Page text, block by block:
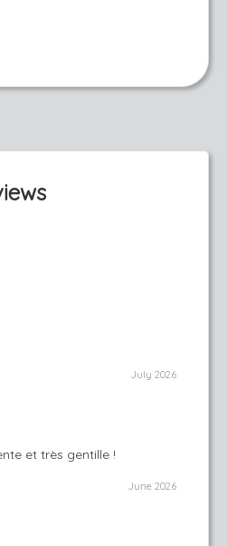
July 2026
et très gentille !
June 2026